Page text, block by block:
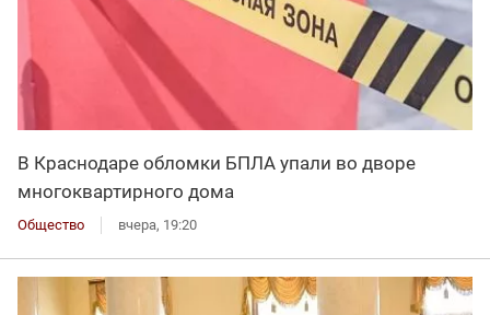
В Краснодаре обломки БПЛА упали во дворе
многоквартирного дома
Общество вчера, 19:20